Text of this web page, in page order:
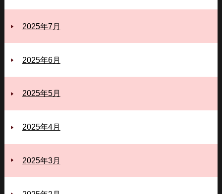
2025年7月
2025年6月
2025年5月
2025年4月
2025年3月